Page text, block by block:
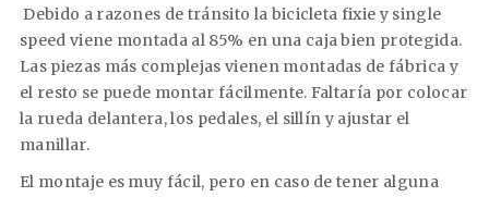
Debido a razones de tránsito la bicicleta fixie y single
speed viene montada al 85% en una caja bien protegida.
Las piezas más complejas vienen montadas de fábrica y
el resto se puede montar fácilmente. Faltaría por colocar
la rueda delantera, los pedales, el sillín y ajustar el
manillar.
El montaje es muy fácil, pero en caso de tener alguna